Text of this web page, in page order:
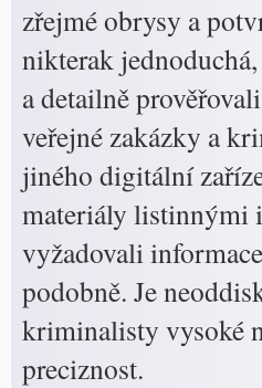
zřejmé obrysy a
nikterak
a detailně
veřejné zakázky a
jiného digitální
materiály listinnými
vyžadovali
podobně. Je
kriminalisty vysoké
preciznost.